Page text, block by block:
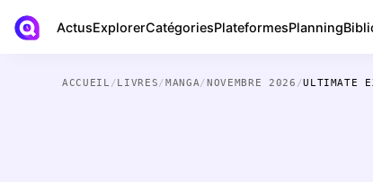
ActusExplorerCatégoriesPlateformesPlanning
ACCUEIL /LIVRES/MANGA/NOVEMBRE 2026 /ULTIMATE